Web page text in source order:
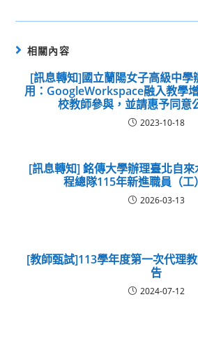
相關內容
[訊息轉知]國立蘭陽女子高級中學
用：GoogleWorkspace融入教學
校教師參與，並請惠予同意
2023-10-18
[訊息轉知] 銘傳大學辦理臺北自
程總隊115年新進職員（工
2026-03-13
[教師甄試]113學年度第一次代理
告
2024-07-12